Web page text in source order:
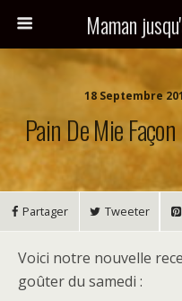
Maman
18 Septembre
Pain De Mie
Partager Tweeter
Voici notre nouvelle
goûter du samedi :